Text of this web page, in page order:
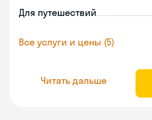
Для путешествий
Все услуги и цены (5)
Читать дальше